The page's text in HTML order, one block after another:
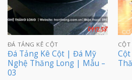
ĐÁ TẢNG KÊ CỘT
Đá Tảng Kê Cột | Đá Mỹ
Nghệ Thăng Long | Mẫu –
03